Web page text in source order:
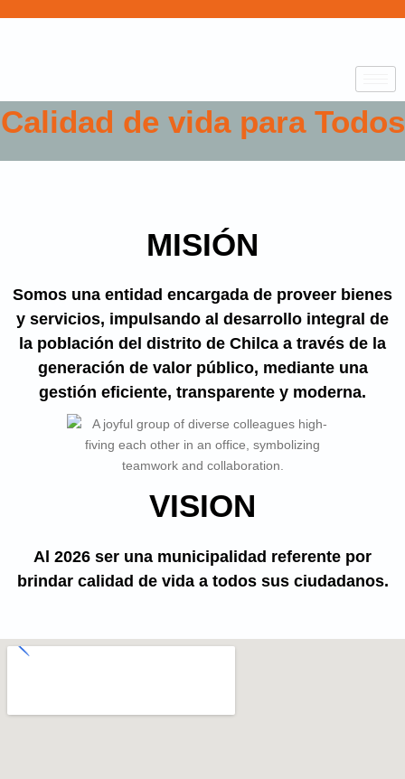
Calidad de vida para Todos
MISIÓN
Somos una entidad encargada de proveer bienes
y servicios, impulsando al desarrollo integral de
la población del distrito de Chilca a través de la
generación de valor público, mediante una
gestión eficiente, transparente y moderna.
VISION
Al 2026 ser una municipalidad referente por
brindar calidad de vida a todos sus ciudadanos.